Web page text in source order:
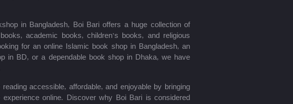
in Bangladesh, Boi Bari offers a huge collection of
academic books, children’s books, and religious
for an online Islamic book shop in Bangladesh, an
in BD, or a dependable book shop in Dhaka, we have
accessible, affordable, and enjoyable by bringing
online. Discover why Boi Bari is considered